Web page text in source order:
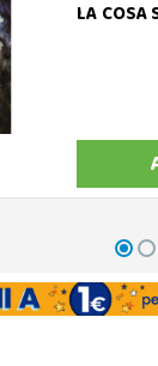
LA COSA